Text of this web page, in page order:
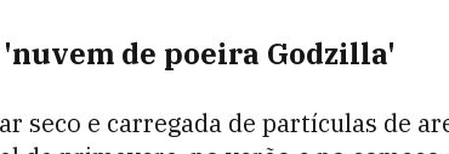
'nuvem de poeira Godzilla'
seco e carregada de partículas de